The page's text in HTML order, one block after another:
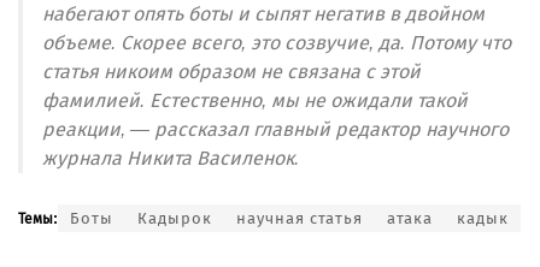
набегают опять боты и сыпят негатив в двойном
объеме. Скорее всего, это созвучие, да. Потому что
статья никоим образом не связана с этой
фамилией. Естественно, мы не ожидали такой
реакции, — рассказал главный редактор научного
журнала Никита Василенок.
Темы: Боты Кадырок научная статья атака кадык